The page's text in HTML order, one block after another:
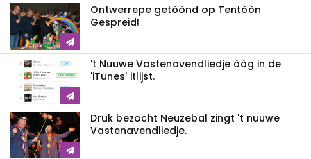
Ontwerrepe getòònd op Tentòòn
Gespreid!
't Nuuwe Vastenavendliedje òòg in de
'iTunes' itlijst.
Druk bezocht Neuzebal zingt 't nuuwe
Vastenavendliedje.